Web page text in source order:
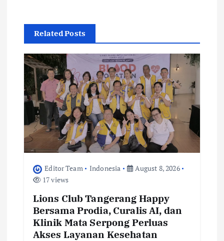
g
a
t
o
Related Posts
Editor Team Indonesia
August 8, 2026
17 views
Lions Club Tangerang Happy
Bersama Prodia, Curalis AI, dan
Klinik Mata Serpong Perluas
Akses Layanan Kesehatan